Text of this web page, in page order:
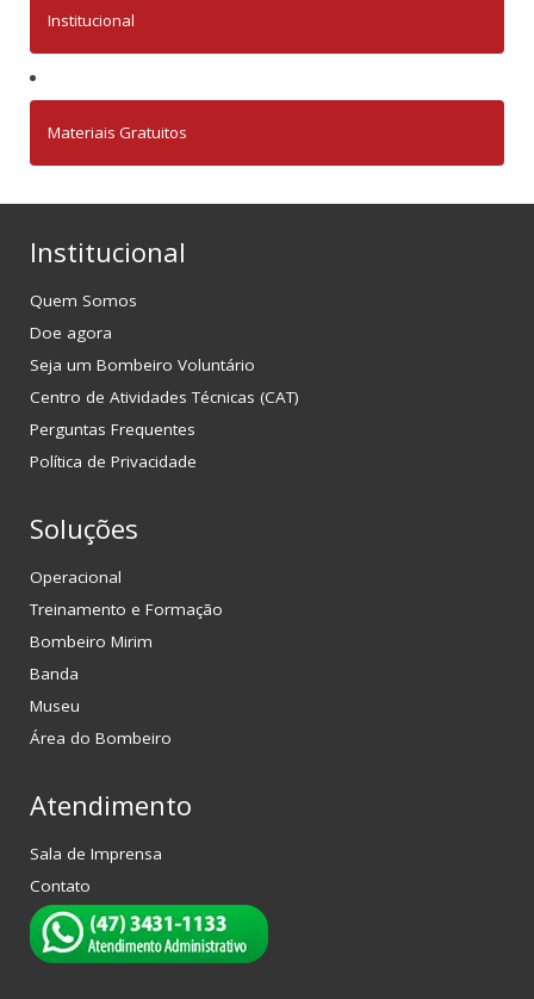
Institucional
Materiais Gratuitos
Institucional
Quem Somos
Doe agora
Seja um Bombeiro Voluntário
Centro de Atividades Técnicas (CAT)
Perguntas Frequentes
Política de Privacidade
Soluções
Operacional
Treinamento e Formação
Bombeiro Mirim
Banda
Museu
Área do Bombeiro
Atendimento
Sala de Imprensa
Contato